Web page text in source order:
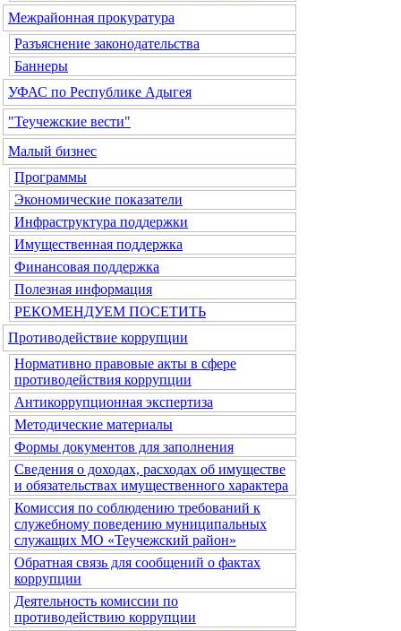
Межрайонная прокуратура
Разъяснение законодательства
Баннеры
УФАС по Республике Адыгея
"Теучежские вести"
Малый бизнес
Программы
Экономические показатели
Инфраструктура поддержки
Имущественная поддержка
Финансовая поддержка
Полезная информация
РЕКОМЕНДУЕМ ПОСЕТИТЬ
Противодействие коррупции
Нормативно правовые акты в сфере
противодействия коррупции
Антикоррупционная экспертиза
Методические материалы
Формы документов для заполнения
Сведения о доходах, расходах об имуществе
и обязательствах имущественного характера
Комиссия по соблюдению требований к
служебному поведению муниципальных
служащих МО «Теучежский район»
Обратная связь для сообщений о фактах
коррупции
Деятельность комиссии по
противодействию коррупции